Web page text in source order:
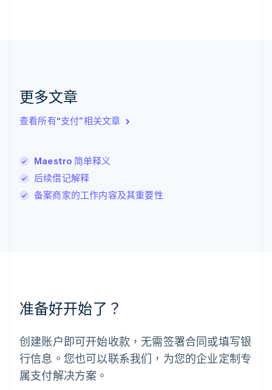
更多文章
查看所有“支付”相关文章
Maestro 简单释义
后续借记解释
备案商家的工作内容及其重要性
准备好开始了？
创建账户即可开始收款，无需签署合同或填写银
行信息。您也可以联系我们，为您的企业定制专
属支付解决方案。
English
English
卢森堡
罗马尼亚
English
挪威
葡萄牙
Português English
日本
日本語English
瑞典